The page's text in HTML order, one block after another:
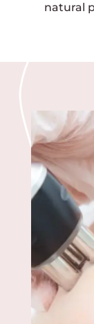
natural